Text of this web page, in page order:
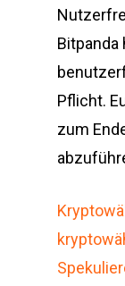
Bitpanda
Pflicht.
zum